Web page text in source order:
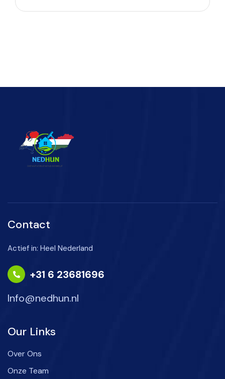
Contact
Actief in: Heel Nederland
+31 6 23681696
Info@nedhun.nl
Our Links
Over Ons
Onze Team